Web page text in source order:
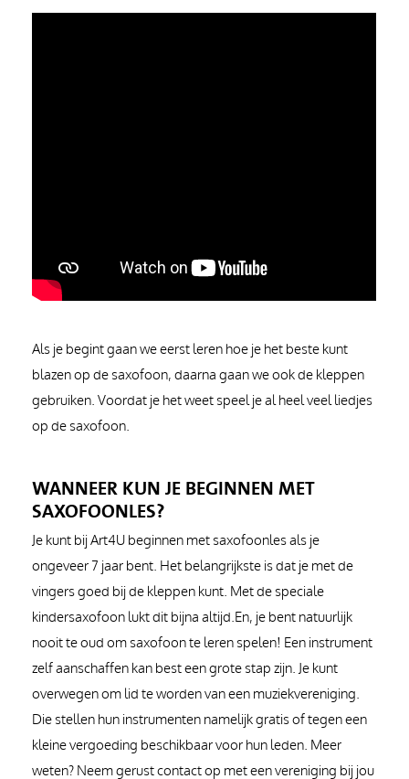
Als je begint gaan we eerst leren hoe je het beste kunt
blazen op de saxofoon, daarna gaan we ook de kleppen
gebruiken. Voordat je het weet speel je al heel veel liedjes
op de saxofoon.
WANNEER KUN JE BEGINNEN MET
SAXOFOONLES?
Je kunt bij Art4U beginnen met saxofoonles als je
ongeveer 7 jaar bent. Het belangrijkste is dat je met de
vingers goed bij de kleppen kunt. Met de speciale
kindersaxofoon lukt dit bijna altijd.En, je bent natuurlijk
nooit te oud om saxofoon te leren spelen! Een instrument
zelf aanschaffen kan best een grote stap zijn. Je kunt
overwegen om lid te worden van een muziekvereniging.
Die stellen hun instrumenten namelijk gratis of tegen een
kleine vergoeding beschikbaar voor hun leden. Meer
weten? Neem gerust contact op met een vereniging bij jou